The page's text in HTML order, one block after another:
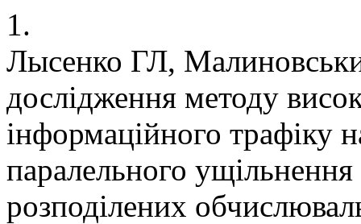
1.
Лысенко ГЛ,
дослідження методу
інформаційного трафіку
паралельного
розподілених